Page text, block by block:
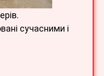
сучасними і